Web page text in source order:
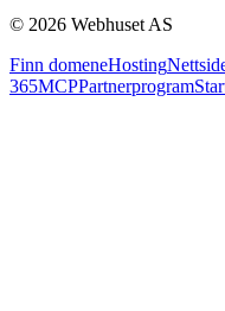
© 2026 Webhuset AS
Finn domeneHosting
365MCPPartnerprogram